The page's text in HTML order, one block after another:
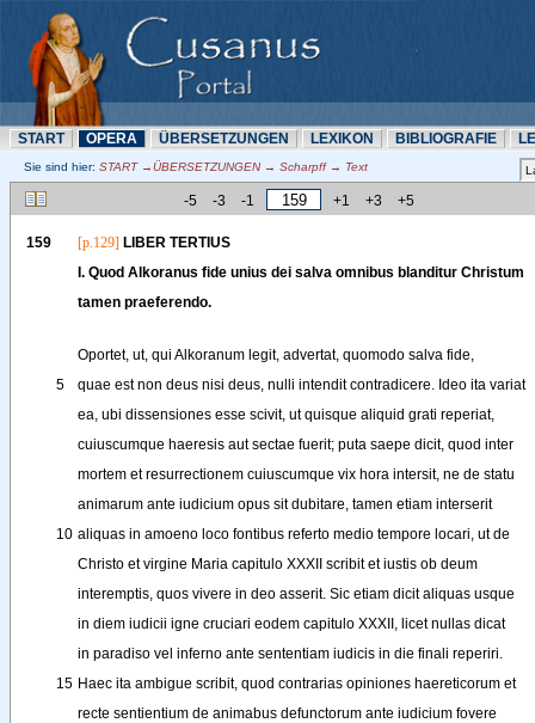
START OPERA ÜBERSETZUNN LEXIKON BIBLIOGRAFIE
Sie sind hier: START →ÜBERSETZUNN → Scharpff → Text
-5 -3 -1 +1 +3 +5
159 [p.129] LIBER TERTIUS
. Quod Alkoranus fide unius dei salva omnibus blanditur Christum
tamen praeferendo.
Oportet, ut, qui Alkoranum legit, advertat, quomodo salva fide,
5
quae est non deus nisi deus, nulli intendit contradicere. Ideo ita variat
ea, ubi dissensiones esse scivit, ut quisque aliquid grati reperiat,
cuiuscumque haeresis aut sectae fuerit; puta saepe dicit, quod inter
mortem et resurrectionem cuiuscumque vix hora intersit, ne de statu
animarum ante iudicium opus sit dubitare, tamen etiam interserit
10 aliquas in amoeno loco fontibus referto medio tempore locari, ut de
Christo et virgine Maria capitulo XXXII scribit et iustis ob deum
interemptis, quos vivere in deo asserit. Sic etiam dicit aliquas usque
in diem iudicii igne cruciari eodem capitulo XXXII , licet nullas dicat
in paradiso vel inferno ante sententiam iudicis in die finali reperiri.
15 Haec ita ambigue scribit, quod contrarias opiniones haereticorum et
recte sentientium de animabus defunctorum ante iudicium fovere